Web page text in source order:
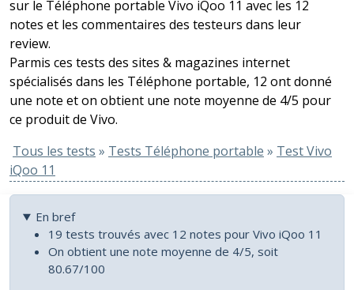
sur le Téléphone portable Vivo iQoo 11 avec les 12
notes et les commentaires des testeurs dans leur
review.
Parmis ces tests des sites & magazines internet
spécialisés dans les Téléphone portable, 12 ont donné
une note et on obtient une note moyenne de 4/5 pour
ce produit de Vivo.
Tous les tests » Tests Téléphone portable » Test Vivo
iQoo 11
En bref
19 tests trouvés avec 12 notes pour Vivo iQoo 11
On obtient une note moyenne de 4/5, soit
80.67/100